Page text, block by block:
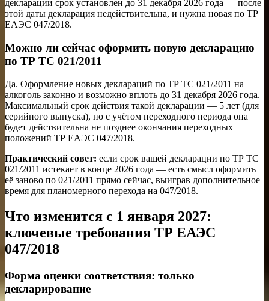
декларации срок установлен до 31 декабря 2026 года — после
этой даты декларация недействительна, и нужна новая по ТР
ЕАЭС 047/2018.
Можно ли сейчас оформить новую декларацию
по ТР ТС 021/2011
Да. Оформление новых деклараций по ТР ТС 021/2011 на
алкоголь законно и возможно вплоть до 31 декабря 2026 года.
Максимальный срок действия такой декларации — 5 лет (для
серийного выпуска), но с учётом переходного периода она
будет действительна не позднее окончания переходных
положений ТР ЕАЭС 047/2018.
Практический совет: если срок вашей декларации по ТР ТС
021/2011 истекает в конце 2026 года — есть смысл оформить
её заново по 021/2011 прямо сейчас, выиграв дополнительное
время для планомерного перехода на 047/2018.
Что изменится с 1 января 2027:
ключевые требования ТР ЕАЭС
047/2018
Форма оценки соответствия: только
декларирование